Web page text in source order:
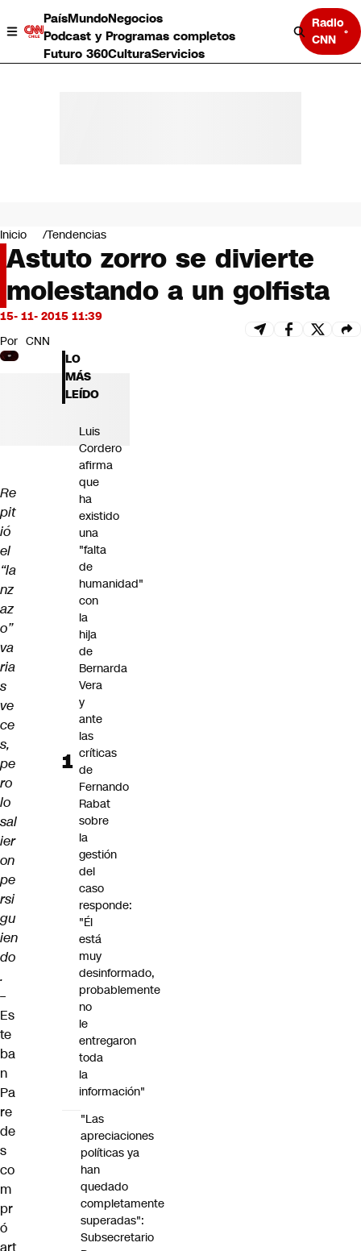
PaísMundoNegocios
Podcast y Programas completos
Futuro 360CulturaServicios
Radio
CNN
Negocios
Deportes
Programas completos
Cultura
Servicios
Bits
CNN Data
CNN tiempo
Futuro 360
Inicio Tendencias
Astuto zorro se divierte
molestando a un golfista
15- 11- 2015 11:39
Por CNN
Re
pit
ió
el
“la
nz
az
o”
va
ria
s
ve
ce
s,
pe
ro
lo
sal
ier
on
pe
rsi
gu
ien
do
.
–
Es
te
ba
n
Pa
re
de
s
co
m
pr
ó
art
LO
MÁS
LEÍDO
Luis
Cordero
afirma
que
ha
existido
una
"falta
de
humanidad"
con
la
hija
de
Bernarda
Vera
y
ante
las
críticas
de
Fernando
Rabat
sobre
la
gestión
del
caso
responde:
"Él
está
muy
desinformado,
probablemente
no
le
entregaron
toda
la
información"
"Las
apreciaciones
políticas ya
han
quedado
completamente
superadas":
Subsecretario